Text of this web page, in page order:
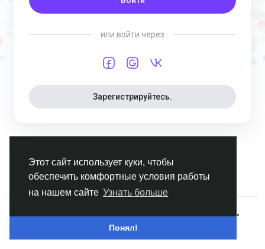
Этот сайт использует куки, чтобы
обеспечить комфортные условия работы
на нашем сайте Узнать больше
Понял!
или войти через
Зарегистрируйтесь.
© 2026 myDolls.World
О нас•Условия использования•Конфиденциальность•
Свяжитесь с нами
Каталог